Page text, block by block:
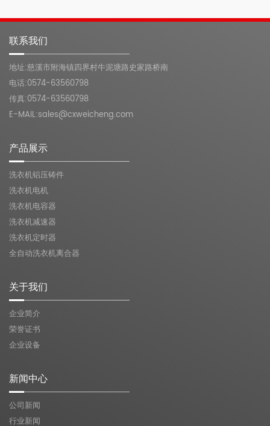
联系我们
地址:慈溪市附海镇四界村牛泥塘路史家路桥南
电话:0574-63560798
传真:0574-63560798
E-MAIL:sales@cxweicheng.com
产品展示
洗衣机铝压铸件
洗衣机电机
洗衣机电容器
洗衣机减速器
洗衣机定时器
全自动洗衣机离合器
关于我们
企业简介
荣誉证书
企业设备
新闻中心
公司新闻
行业新闻